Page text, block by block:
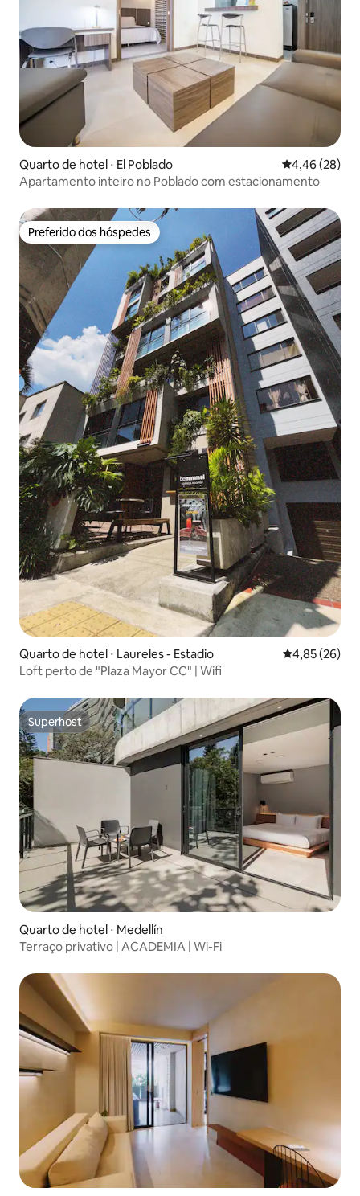
Quarto de hotel ⋅ El Poblado 4,46 de uma
4,46 (28)
Apartamento inteiro no Poblado com estacionamento
Preferido dos hóspedes
Preferido dos hóspedes
Quarto de hotel ⋅ Laureles - Estadio 4,85 de uma
4,85 (26)
Loft perto de "Plaza Mayor CC" | Wifi
Superhost
Superhost
Quarto de hotel ⋅ Medellín
Terraço privativo | ACADEMIA | Wi-Fi